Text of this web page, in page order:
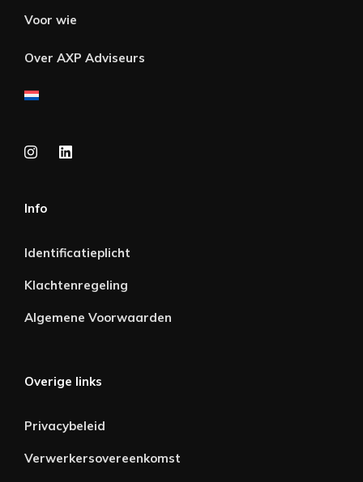
Voor wie
Over AXP Adviseurs
Info
Identificatieplicht
Klachtenregeling
Algemene Voorwaarden
Overige links
Privacybeleid
Verwerkersovereenkomst